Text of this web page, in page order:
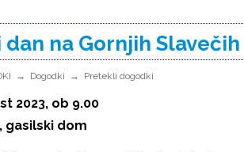
dan na Gornjih Slavečih
Dogodki Pretekli dogodki
2023, ob 9.00
gasilski dom